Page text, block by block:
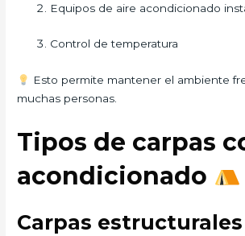
Equipos de aire acondicionado
Control de temperatura
Esto permite mantener el ambiente
muchas personas.
Tipos de carpas
acondicionado
Carpas